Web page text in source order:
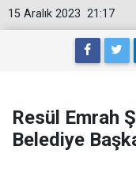
21:17
15 Aralık 2023
Resül Emrah
Belediye